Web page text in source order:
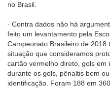
no Brasil.
- Contra dados não há
feito um levantamento pela
Campeonato Brasileiro de
situação que consideramos
cartão vermelho direto, gols em
durante os gols, pênaltis bem
identificação. Foram 188 em